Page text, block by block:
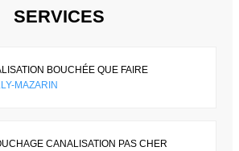
SERVICES
BOUCHÉE QUE FAIRE
MAZARIN
CANALISATION PAS CHER